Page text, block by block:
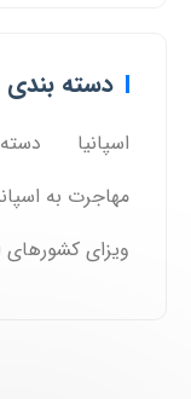
دسته بندی
اسپانیا
مهاجرت به
ویزای کشورهای